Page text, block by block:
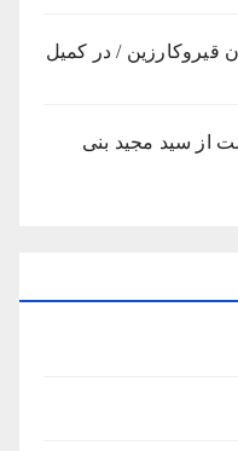
قیروکارزین / در کمیل
از سید مجید بنی